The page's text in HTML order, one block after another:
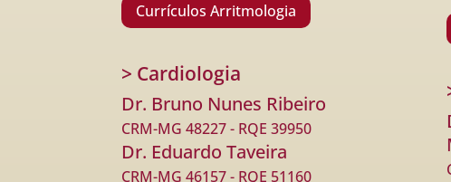
Currículos Arritmologia
> Cardiologia
Dr. Bruno Nunes Ribeiro
CRM-MG 48227 - RQE 39950
Dr. Eduardo Taveira
CRM-MG 46157 - RQE 51160